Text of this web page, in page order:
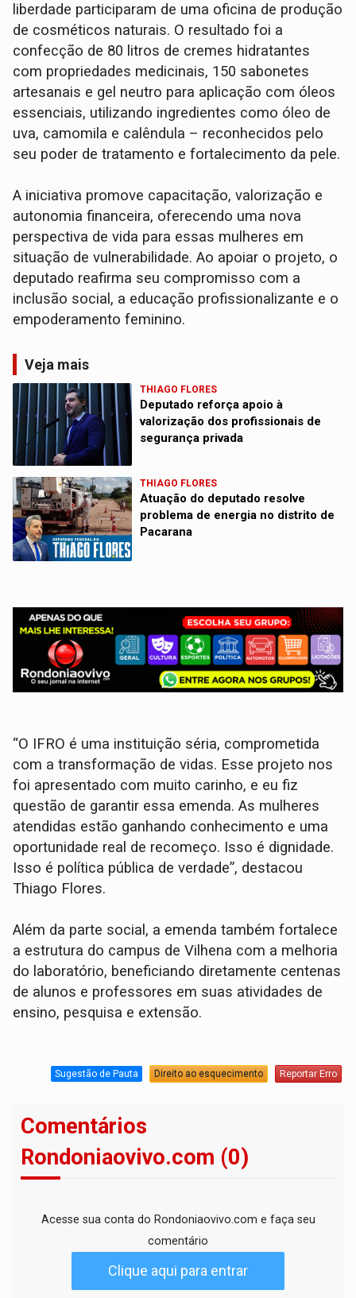
liberdade participaram de uma oficina de produção
de cosméticos naturais. O resultado foi a
confecção de 80 litros de cremes hidratantes
com propriedades medicinais, 150 sabonetes
artesanais e gel neutro para aplicação com óleos
essenciais, utilizando ingredientes como óleo de
uva, camomila e calêndula – reconhecidos pelo
seu poder de tratamento e fortalecimento da pele.
A iniciativa promove capacitação, valorização e
autonomia financeira, oferecendo uma nova
perspectiva de vida para essas mulheres em
situação de vulnerabilidade. Ao apoiar o projeto, o
deputado reafirma seu compromisso com a
inclusão social, a educação profissionalizante e o
empoderamento feminino.
Veja mais
THIAGO FLORES
Deputado reforça apoio à
valorização dos profissionais de
segurança privada
THIAGO FLORES
Atuação do deputado resolve
problema de energia no distrito de
Pacarana
“O IFRO é uma instituição séria, comprometida
com a transformação de vidas. Esse projeto nos
foi apresentado com muito carinho, e eu fiz
questão de garantir essa emenda. As mulheres
atendidas estão ganhando conhecimento e uma
oportunidade real de recomeço. Isso é dignidade.
Isso é política pública de verdade”, destacou
Thiago Flores.
Além da parte social, a emenda também fortalece
a estrutura do campus de Vilhena com a melhoria
do laboratório, beneficiando diretamente centenas
de alunos e professores em suas atividades de
ensino, pesquisa e extensão.
Sugestão de Pauta Direito ao esquecimento Reportar Erro
Comentários
Rondoniaovivo.com (0)
Acesse sua conta do Rondoniaovivo.com e faça seu
comentário
Clique aqui para entrar